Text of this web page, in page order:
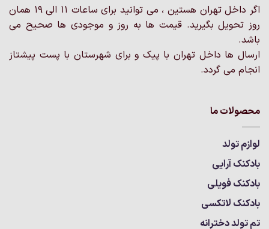
اگر داخل تهران هستین ، می توانید برای ساعات 11 الی 19 همان
روز تحویل بگیرید. قیمت ها به روز و موجودی ها صحیح می
باشد.
ارسال ها داخل تهران با پیک و برای شهرستان با پست پیشتاز
انجام می گردد.
محصولات ما
لوازم تولد
بادکنک آرایی
بادکنک فویلی
بادکنک لاتکسی
تم تولد دخترانه